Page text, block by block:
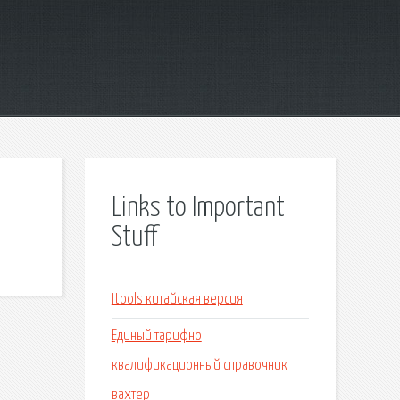
Links to Important
Stuff
Itools китайская версия
Единый тарифно
квалификационный справочник
вахтер